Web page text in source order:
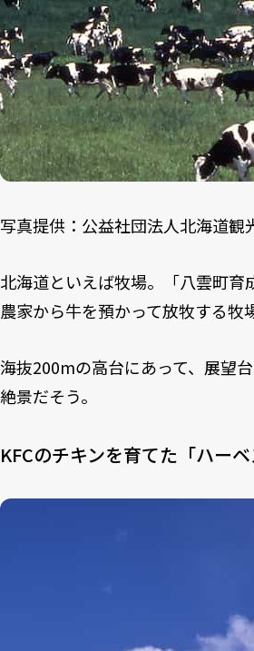
写真提供：公益社団法人北海道観
北海道といえば牧場。「八雲町
農家から牛を預かって放牧する牧
海抜200mの高台にあって、展望
絶景だそう。
KFCのチキンを育てた「ハーベ